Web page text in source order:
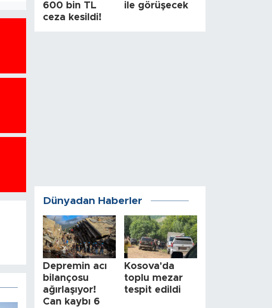
600 bin TL
ceza kesildi!
ile görüşecek
Dünyadan Haberler
Depremin acı
bilançosu
ağırlaşıyor!
Can kaybı 6
Kosova'da
toplu mezar
tespit edildi